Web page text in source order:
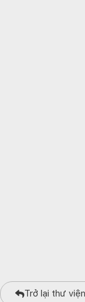
Trở lại thư viện